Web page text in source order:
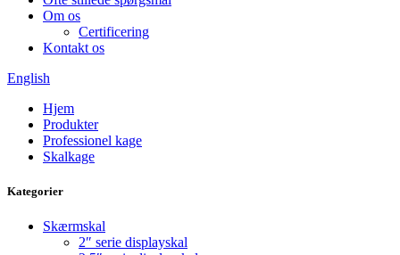
Om os
Certificering
Kontakt os
English
Hjem
Produkter
Professionel kage
Skalkage
Kategorier
Skærmskal
2″ serie displayskal